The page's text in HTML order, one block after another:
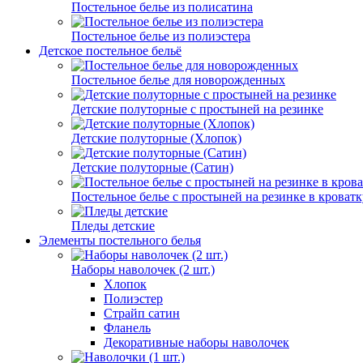
Постельное белье из полисатина
Постельное белье из полиэстера
Детское постельное бельё
Постельное белье для новорожденных
Детские полуторные с простыней на резинке
Детские полуторные (Хлопок)
Детские полуторные (Сатин)
Постельное белье с простыней на резинке в
Пледы детские
Элементы постельного белья
Наборы наволочек (2 шт.)
Хлопок
Полиэстер
Страйп сатин
Фланель
Декоративные наборы наволочек